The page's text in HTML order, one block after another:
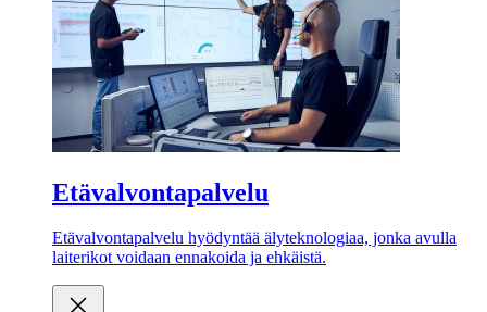
Etävalvontapalvelu
Etävalvontapalvelu hyödyntää älyteknologiaa, jonka avulla
laiterikot voidaan ennakoida ja ehkäistä.